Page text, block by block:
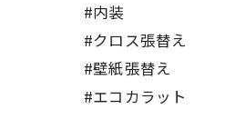
#内装
#クロス張替え
#壁紙張替え
#エコカラット